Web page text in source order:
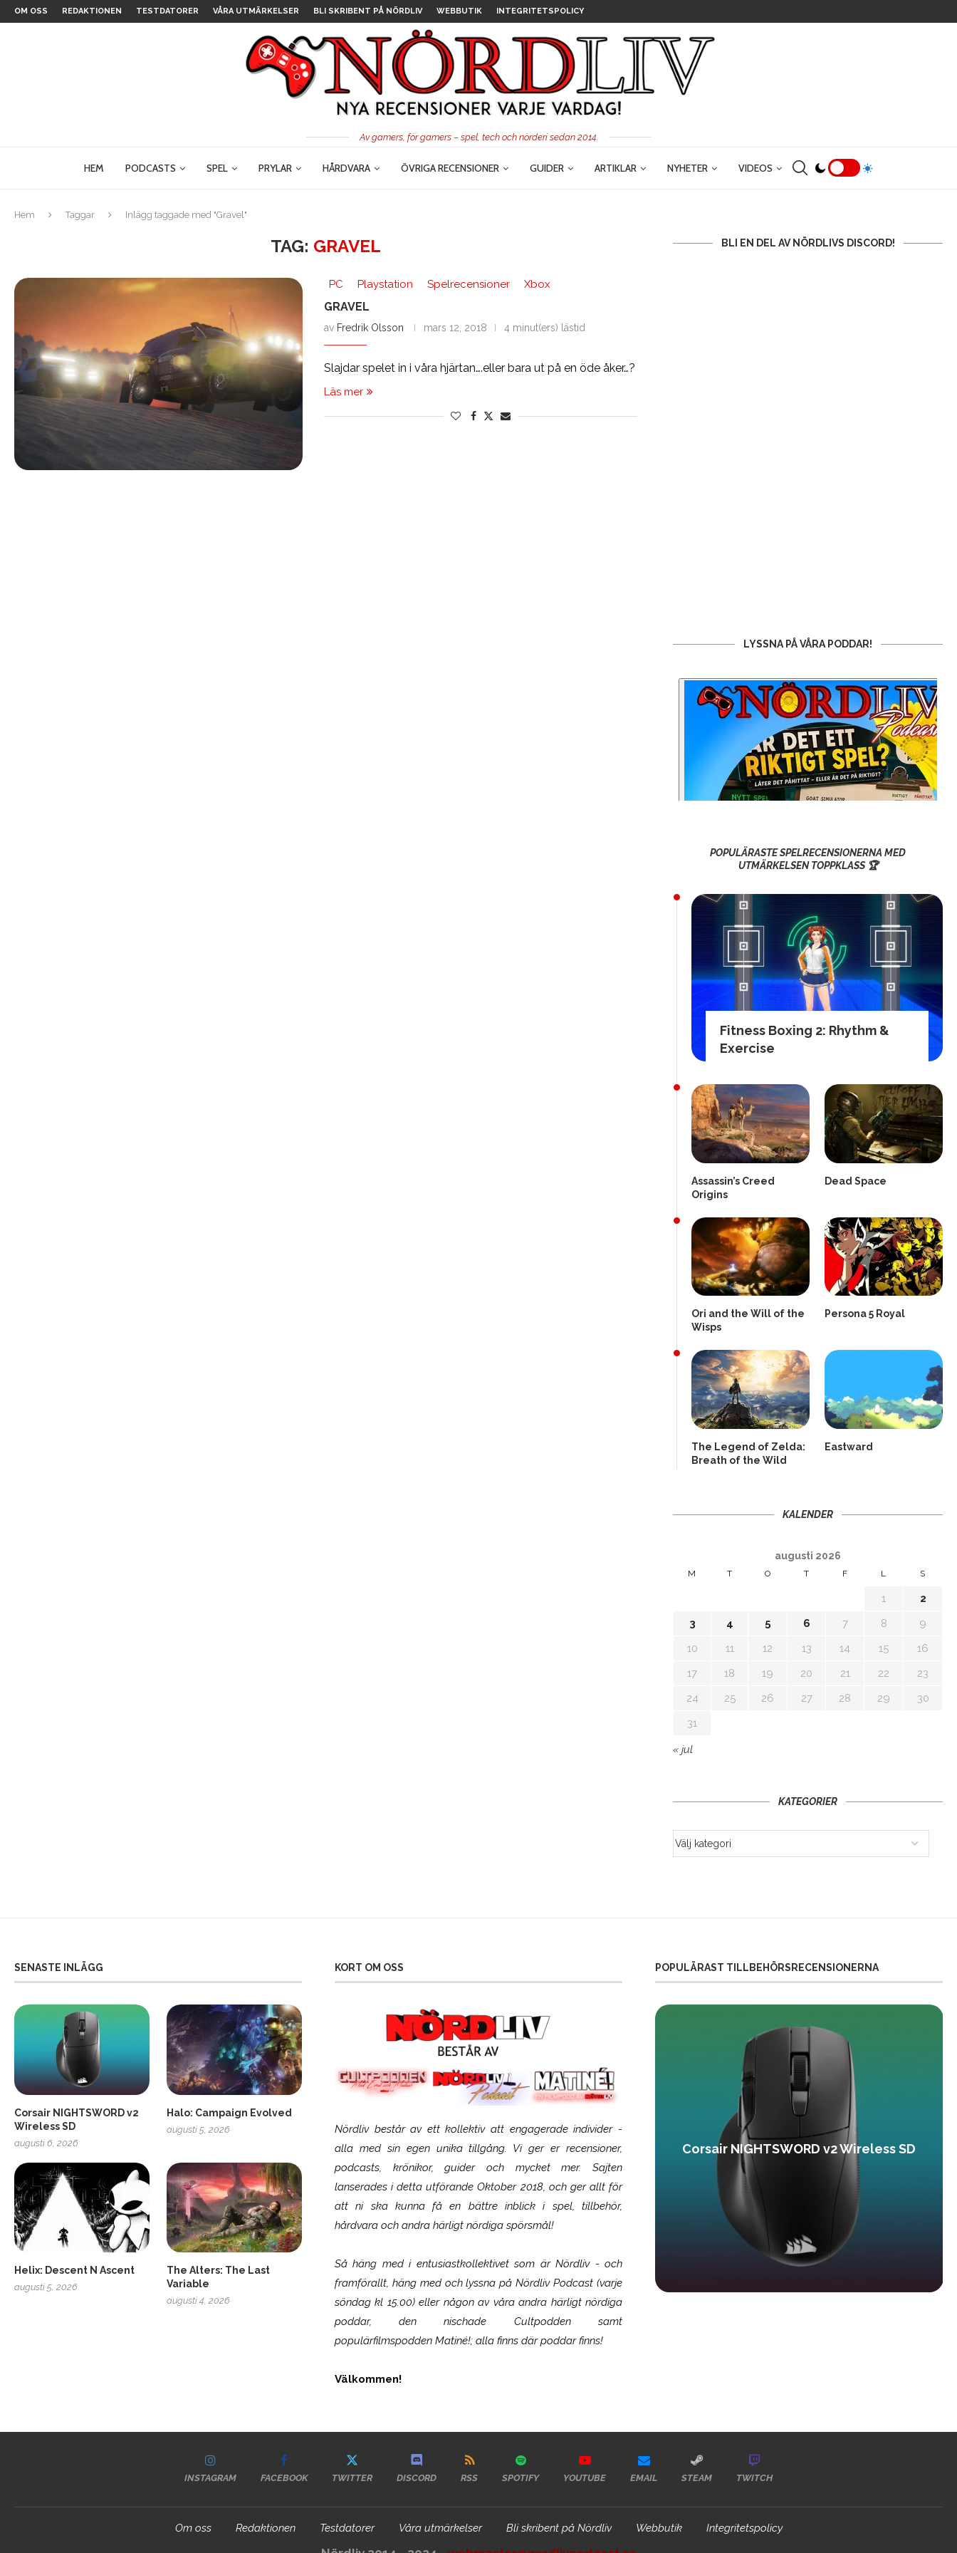
OM OSS REDAKTIONEN TESTDATORER VÅRA UTMÄRKELSER BLI SKRIBENT PÅ NÖRDLIV WEBBUTIK INTEGRITETSPOLICY
Av gamers, för gamers – spel, tech och nörderi sedan 2014.
HEM PODCASTS SPEL PRYLAR HÅRDVARA ÖVRIGA RECENSIONER GUIDER ARTIKLAR NYHETER VIDEOS
Hem Taggar Inlägg taggade med "Gravel"
TAG: GRAVEL
PC Playstation Spelrecensioner Xbox
GRAVEL
av Fredrik Olsson mars 12, 2018 4 minut(ers) lästid
Slajdar spelet in i våra hjärtan….eller bara ut på en öde åker…?
Läs mer
BLI EN DEL AV NÖRDLIVS DISCORD!
LYSSNA PÅ VÅRA PODDAR!
POPULÄRASTE SPELRECENSIONERNA MED
UTMÄRKELSEN TOPPKLASS 🏆
Fitness Boxing 2: Rhythm &
Exercise
Assassin’s Creed
Origins
Dead Space
Ori and the Will of the
Wisps
Persona 5 Royal
The Legend of Zelda:
Breath of the Wild
Eastward
KALENDER
augusti 2026
M T O T F L S
1
2
3
4 5 6 7 8
9
10
11 12 13 14 15
16
17
18 19 20 21 22
23
24
25 26 27 28 29
30
31
« jul
KATEGORIER
SENASTE INLÄGG
Corsair NIGHTSWORD v2
Wireless SD
augusti 6, 2026
Halo: Campaign Evolved
augusti 5, 2026
Helix: Descent N Ascent
augusti 5, 2026
The Alters: The Last
Variable
augusti 4, 2026
KORT OM OSS
Nördliv består av ett kollektiv att engagerade individer -
alla med sin egen unika tillgång. Vi ger er recensioner,
podcasts, krönikor, guider och mycket mer. Sajten
lanserades i detta utförande Oktober 2018, och ger allt för
att ni ska kunna få en bättre inblick i spel, tillbehör,
hårdvara och andra härligt nördiga spörsmål!
Så häng med i entusiastkollektivet som ärNördliv- och
framförallt, häng med och lyssna på Nördliv Podcast (varje
söndag kl 15.00) eller någon av våra andra härligt nördiga
poddar, den nischade Cultpodden samt
populärfilmspodden Matiné!; alla finns där poddar finns!
Välkommen!
POPULÄRAST TILLBEHÖRSRECENSIONERNA
SCUF Gaming Omega Corsair NIGHTSWORD v2 Wireless SD
INSTAGRAM FACEBOOK TWITTER DISCORD RSS SPOTIFY YOUTUBE EMAIL STEAM TWITCH
Om oss Redaktionen Testdatorer Våra utmärkelser Bli skribent på Nördliv Webbutik Integritetspolicy